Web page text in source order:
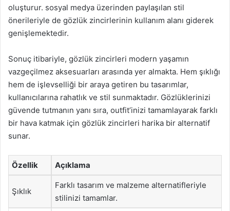
oluşturur. sosyal medya üzerinden paylaşılan stil
önerileriyle de gözlük zincirlerinin kullanım alanı giderek
genişlemektedir.
Sonuç itibariyle, gözlük zincirleri modern yaşamın
vazgeçilmez aksesuarları arasında yer almakta. Hem şıklığı
hem de işlevselliği bir araya getiren bu tasarımlar,
kullanıcılarına rahatlık ve stil sunmaktadır. Gözlüklerinizi
güvende tutmanın yanı sıra, outfit’inizi tamamlayarak farklı
bir hava katmak için gözlük zincirleri harika bir alternatif
sunar.
Özellik Açıklama
Şıklık
Farklı tasarım ve malzeme alternatifleriyle
stilinizi tamamlar.